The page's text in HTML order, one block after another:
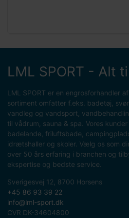
LML SPORT - Alt
LML SPORT er en engrosforhandler
sortiment omfatter f.eks. badetøj,
vandleg og vandsport,
til vådrum, sauna & spa. Vores
badelande, friluftsbade,
idrætshaller og skoler. Vælg os som
over 50 års erfaring i branchen og
ekspertise og bedste service.
Sverigesvej 12, 8700 Horsens
+45 86 93 39 22
info@lml-sport.dk
CVR DK-34604800